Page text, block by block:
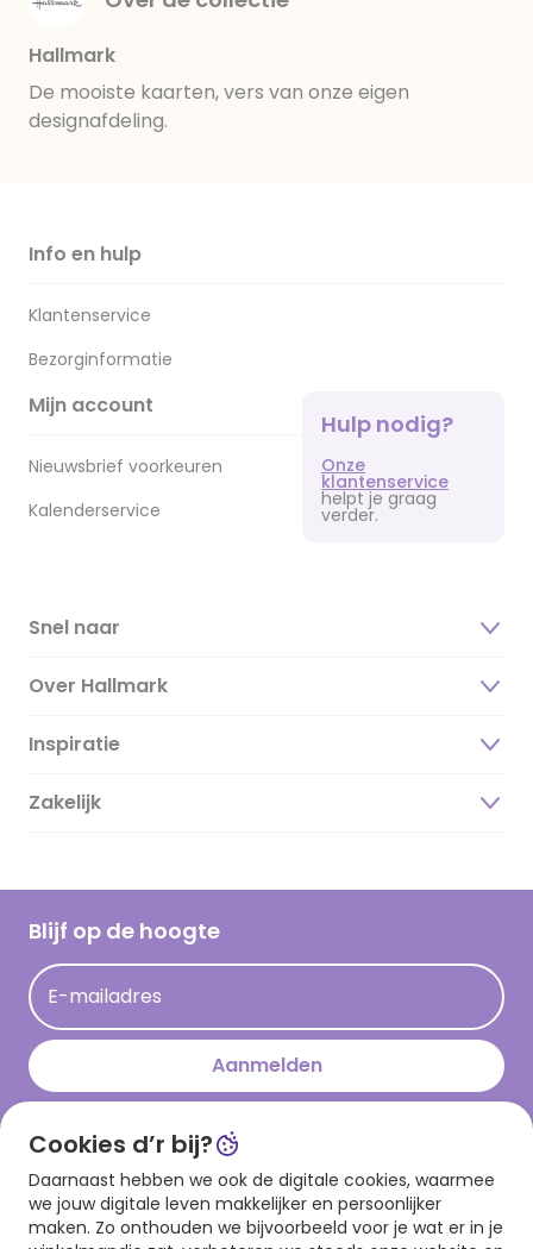
Hallmark
De mooiste kaarten, vers van onze eigen
designafdeling.
Info en hulp
Klantenservice
Bezorginformatie
Mijn account
Nieuwsbrief voorkeuren
Kalenderservice
Hulp nodig?
Onze
klantenservice
helpt je graag
verder.
Snel naar
Over Hallmark
Over ons
Duurzaamheid
Hallmark Kaartclub
Acties
Persberichten
Hallmark en Kinderpostzegels
Inspiratie
Magazine
Cadeau inspiratie
Kaartinspiratie
Zakelijk
Blijf op de hoogte
E-mailadres
Aanmelden
Download onze app
Cookies d’r bij?
Daarnaast hebben we ook de digitale cookies, waarmee
we jouw digitale leven makkelijker en persoonlijker
maken. Zo onthouden we bijvoorbeeld voor je wat er in je